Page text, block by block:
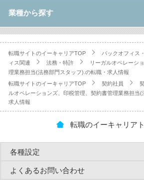
業種から探す
転職サイトのイーキャリアTOP バックオフィス
ィス関連
法務・特許
リーガルオペレーシ
理業務担当(法務部門スタッフ).の転職・求人情報
転職サイトのイーキャリアTOP
契約社員
ルオペレーションズ、印税管理、契約書管理業務担当(
求人情報
転職のイーキャリア
各種設定
よくあるお問い合わせ